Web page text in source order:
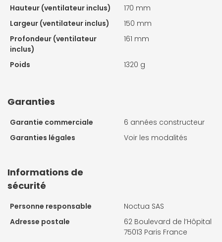
Hauteur (ventilateur inclus)
170 mm
Largeur (ventilateur inclus)
150 mm
Profondeur (ventilateur
inclus)
161 mm
Poids 1320 g
Garanties
Garantie commerciale
6 années constructeur
Garanties légales
Voir les modalités
Informations de
sécurité
Personne responsable
Noctua SAS
Adresse postale
62 Boulevard de l’Hôpital
75013 Paris France